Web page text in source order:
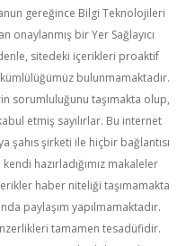
gereğince Bilgi Teknolojileri
onaylanmış bir Yer Sağlayıcı
sitedeki içerikleri proaktif
bulunmamaktadır.
sorumluluğunu taşımakta olup,
etmiş sayılırlar. Bu internet
şahıs şirketi ile hiçbir bağlantısı
hazırladığımız makaleler
haber niteliği taşımamakta
paylaşım yapılmamaktadır.
tamamen tesadüfidir.